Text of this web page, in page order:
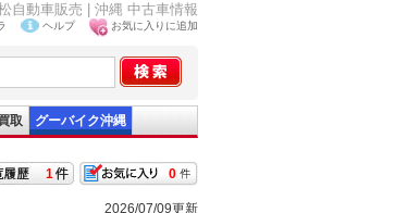
自動車販売 | 沖縄 中古車情報
ヘルプ お気に入りに追加
取 グーバイク沖縄
0
1
2026/07/09更新